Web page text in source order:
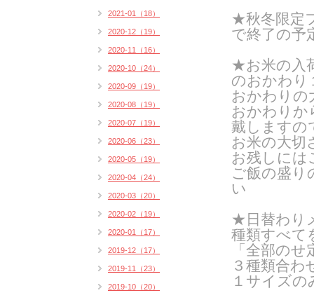
★秋冬限定
で終了の予
★お米の入
のおかわり
おかわりの
おかわりか
戴しますの
お米の大切
お残しには
ご飯の盛り
い
★日替わり
種類すべて
「全部の
３種類合わ
１サイズの
2021-01（18）
2020-12（19）
2020-11（16）
2020-10（24）
2020-09（19）
2020-08（19）
2020-07（19）
2020-06（23）
2020-05（19）
2020-04（24）
2020-03（20）
2020-02（19）
2020-01（17）
2019-12（17）
2019-11（23）
2019-10（20）